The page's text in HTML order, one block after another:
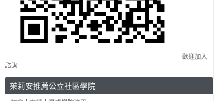
歡迎加入
諮詢
茱莉安推薦公立社區學院